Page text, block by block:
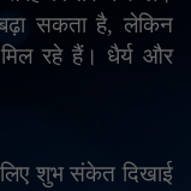
सकता है,लेकिन
रहे हैं। धैर्य और
शुभ संकेत दिखाई